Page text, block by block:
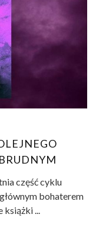
część cyklu
bohaterem
książki ...